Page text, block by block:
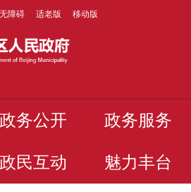
无障碍 适老版 移动版
政务公开 政务服务
政民互动 魅力丰台